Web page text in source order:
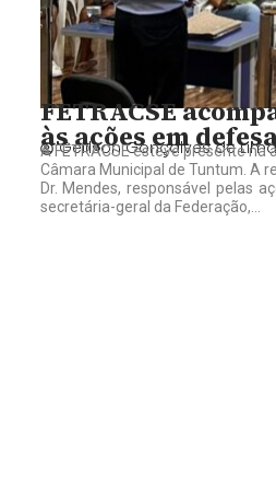
FETRACSE
às ações em
Gelilson Gonçalves de
A FETRACSE esteve presente
Câmara Municipal de Tuntum. A
Dr. Mendes, responsável pelas
secretária-geral da Federação,...